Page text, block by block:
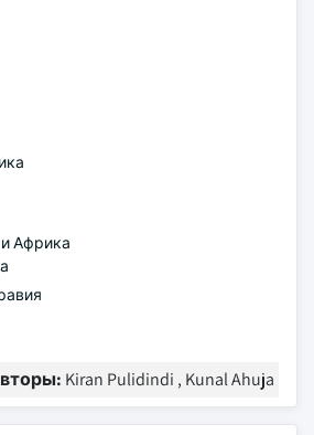
Африка
Kiran Pulidindi , Kunal Ahuja